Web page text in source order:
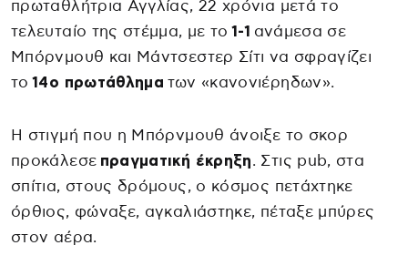
πρωταθλήτρια Αγγλίας, 22 χρόνια μετά το
τελευταίο της στέμμα, με το1-1 ανάμεσα σε
Μπόρνμουθ και Μάντσεστερ Σίτι να σφραγίζει
το14ο πρωτάθλημα των «κανονιέρηδων».
Η στιγμή που η Μπόρνμουθ άνοιξε το σκορ
προκάλεσε πραγματική έκρηξη. Στις pub, στα
σπίτια, στους δρόμους, ο κόσμος πετάχτηκε
όρθιος, φώναξε, αγκαλιάστηκε, πέταξε μπύρες
στον αέρα.